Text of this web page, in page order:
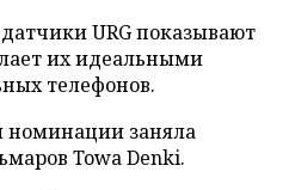
URG показывают
их идеальными
телефонов.
номинации заняла
Towa Denki.